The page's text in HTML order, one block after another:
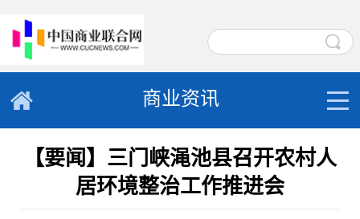
商业资讯
【要闻】三门峡渑池县召开农村人
居环境整治工作推进会